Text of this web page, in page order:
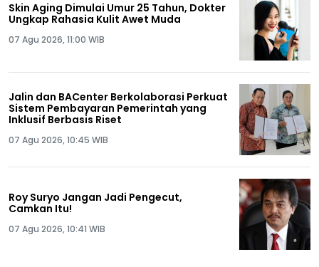
Skin Aging Dimulai Umur 25 Tahun, Dokter
Ungkap Rahasia Kulit Awet Muda
07 Agu 2026, 11:00 WIB
Jalin dan BACenter Berkolaborasi Perkuat
Sistem Pembayaran Pemerintah yang
Inklusif Berbasis Riset
07 Agu 2026, 10:45 WIB
Roy Suryo Jangan Jadi Pengecut,
Camkan Itu!
07 Agu 2026, 10:41 WIB